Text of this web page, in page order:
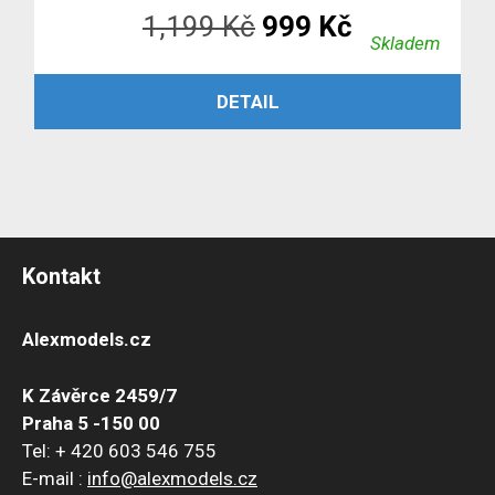
1,199Kč Původní
cena
byla:
999 Kč
cena
Skladem
ČTĚTE VÍCE
DETAIL
Kontakt
Alexmodels.cz
K Závěrce 2459/7
Praha 5 -150 00
Tel: + 420 603 546 755
E-mail : info@alexmodels.cz